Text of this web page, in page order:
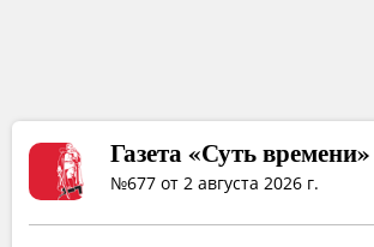
Газета «Суть времени»
№677 от 2 августа 2026 г.